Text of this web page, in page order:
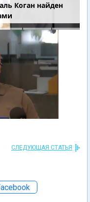
Коган найден
СЛЕДУЮЩАЯ СТАТЬЯ